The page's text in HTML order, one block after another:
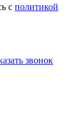
с политикой
звонок